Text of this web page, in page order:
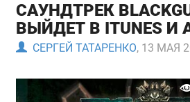
САУНДТРЕК
ВЫЙДЕТ В ITUNES И
СЕРГЕЙ ТАТАРЕНКО, 13 МАЯ